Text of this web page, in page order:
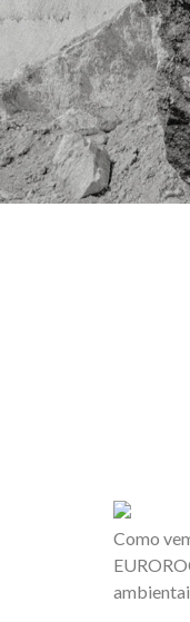
Como